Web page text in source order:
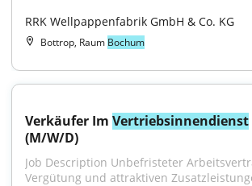
RRK Wellpappenfabrik GmbH & Co. KG
Bottrop, Raum Bochum
Verkäufer Im Vertriebsinnendienst
(M/W/D)
Job Description Unbefristeter
Vergütung und attraktiven